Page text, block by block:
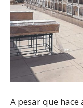
A pesar que